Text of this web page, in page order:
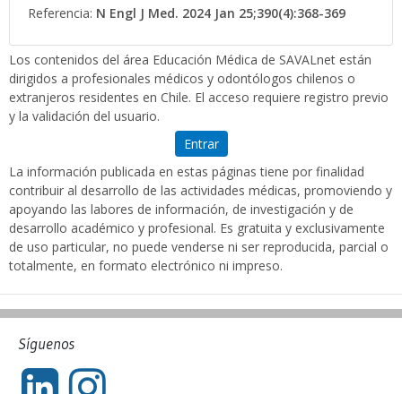
Referencia: N Engl J Med. 2024 Jan 25;390(4):368-369
Los contenidos del área Educación Médica de SAVALnet están
dirigidos a profesionales médicos y odontólogos chilenos o
extranjeros residentes en Chile. El acceso requiere registro previo
y la validación del usuario.
Entrar
La información publicada en estas páginas tiene por finalidad
contribuir al desarrollo de las actividades médicas, promoviendo y
apoyando las labores de información, de investigación y de
desarrollo académico y profesional. Es gratuita y exclusivamente
de uso particular, no puede venderse ni ser reproducida, parcial o
totalmente, en formato electrónico ni impreso.
Síguenos